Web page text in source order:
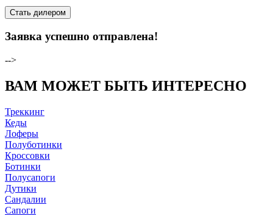
Стать дилером
Заявка успешно отправлена!
-->
ВАМ МОЖЕТ БЫТЬ ИНТЕРЕСНО
Треккинг
Кеды
Лоферы
Полуботинки
Кроссовки
Ботинки
Полусапоги
Дутики
Сандалии
Сапоги